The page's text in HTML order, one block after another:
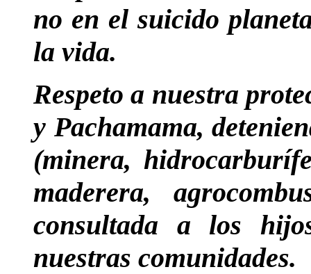
no en el suicido
la vida.
Respeto a nuestra
y Pachamama,
(minera,
maderera,
consultada a los
nuestras comunidades.